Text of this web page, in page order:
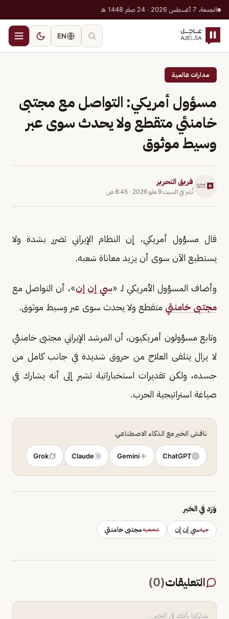
الجمعة، 7 أغسطس 2026 · 24 صفر 1448 هـ
EN
مدارات عالمية
مسؤول أمريكي: التواصل مع مجتبى
خامنئي متقطع ولا يحدث سوى عبر
وسيط موثوق
فريق التحرير
نُشر في السبت 9 مايو 2026 · 8:45 ص
قال مسؤول أمريكي، إن النظام الإيراني تضرر بشدة ولا
يستطيع الآن سوى أن يزيد معاناة شعبه.
وأضاف المسؤول الأمريكي لـ «سي إن إن»، أن التواصل مع
مجتبى خامنئي متقطع ولا يحدث سوى عبر وسيط موثوق.
وتابع مسؤولون أمريكيون، أن المرشد الإيراني مجتبى خامنئي
لا يزال يتلقى العلاج من حروق شديدة في جانب كامل من
جسده، ولكن تقديرات استخباراتية تشير إلى أنه يشارك في
صياغة استراتيجية الحرب.
ناقش الخبر مع الذكاء الاصطناعي
ChatGPT
Gemini
Claude
Grok
وَرَد في الخبر
جهةسي إن إن شخصيةمجتبى خامنئي
التعليقات(
0
)